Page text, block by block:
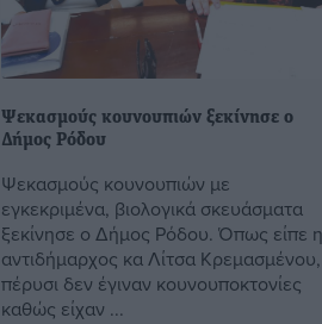
Ψεκασμούς κουνουπιών ξεκίνησε ο
Δήμος Ρόδου
Ψεκασμούς κουνουπιών με
εγκεκριμένα, βιολογικά σκευάσματα
ξεκίνησε ο Δήμος Ρόδου. Όπως είπε η
αντιδήμαρχος κα Λίτσα Κρεμασμένου,
πέρυσι δεν έγιναν κουνουποκτονίες
καθώς είχαν ...